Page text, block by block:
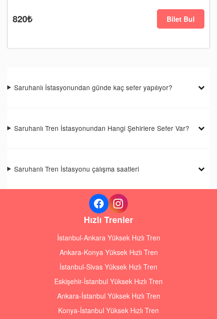
820₺ Bilet Bul
Saruhanlı İstasyonundan günde kaç sefer yapılıyor?
Saruhanlı Tren İstasyonundan Hangi Şehirlere Sefer Var?
Saruhanlı Tren İstasyonu çalışma saatleri
Hızlı Trenler
İstanbul-Ankara Yüksek Hızlı Tren
Ankara-Konya Yüksek Hızlı Tren
İstanbul-Sivas Yüksek Hızlı Tren
Eskişehir-İstanbul Yüksek Hızlı Tren
Ankara-İstanbul Yüksek Hızlı Tren
Konya-İstanbul Yüksek Hızlı Tren